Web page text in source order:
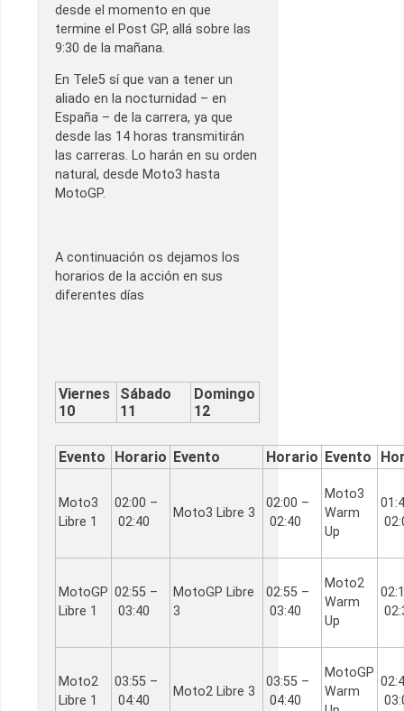
desde el momento en que
termine el Post GP, allá sobre las
9:30 de la mañana.
En Tele5 sí que van a tener un
aliado en la nocturnidad – en
España – de la carrera, ya que
desde las 14 horas transmitirán
las carreras. Lo harán en su orden
natural, desde Moto3 hasta
MotoGP.
A continuación os dejamos los
horarios de la acción en sus
diferentes días
Viernes
10
Sábado
11
Domingo
12
Evento Horario Evento Horario Evento
Moto3
Libre 1
02:00 –
02:40
Moto3 Libre 3
02:00 –
02:40
Moto3
Warm
Up
MotoGP
Libre 1
02:55 –
03:40
MotoGP Libre
3
02:55 –
03:40
Moto2
Warm
Up
Moto2
Libre 1
03:55 –
04:40
Moto2 Libre 3
03:55 –
04:40
MotoGP
Warm